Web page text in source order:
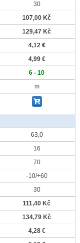
30
107,00 Kč
129,47 Kč
4,12 €
4,99 €
6 - 10
m
63,0
16
70
-10/+60
30
111,40 Kč
134,79 Kč
4,28 €